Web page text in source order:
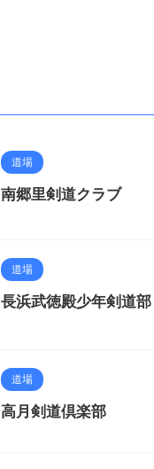
道場
南郷里剣道クラブ
道場
長浜武徳殿少年剣道部
道場
高月剣道倶楽部